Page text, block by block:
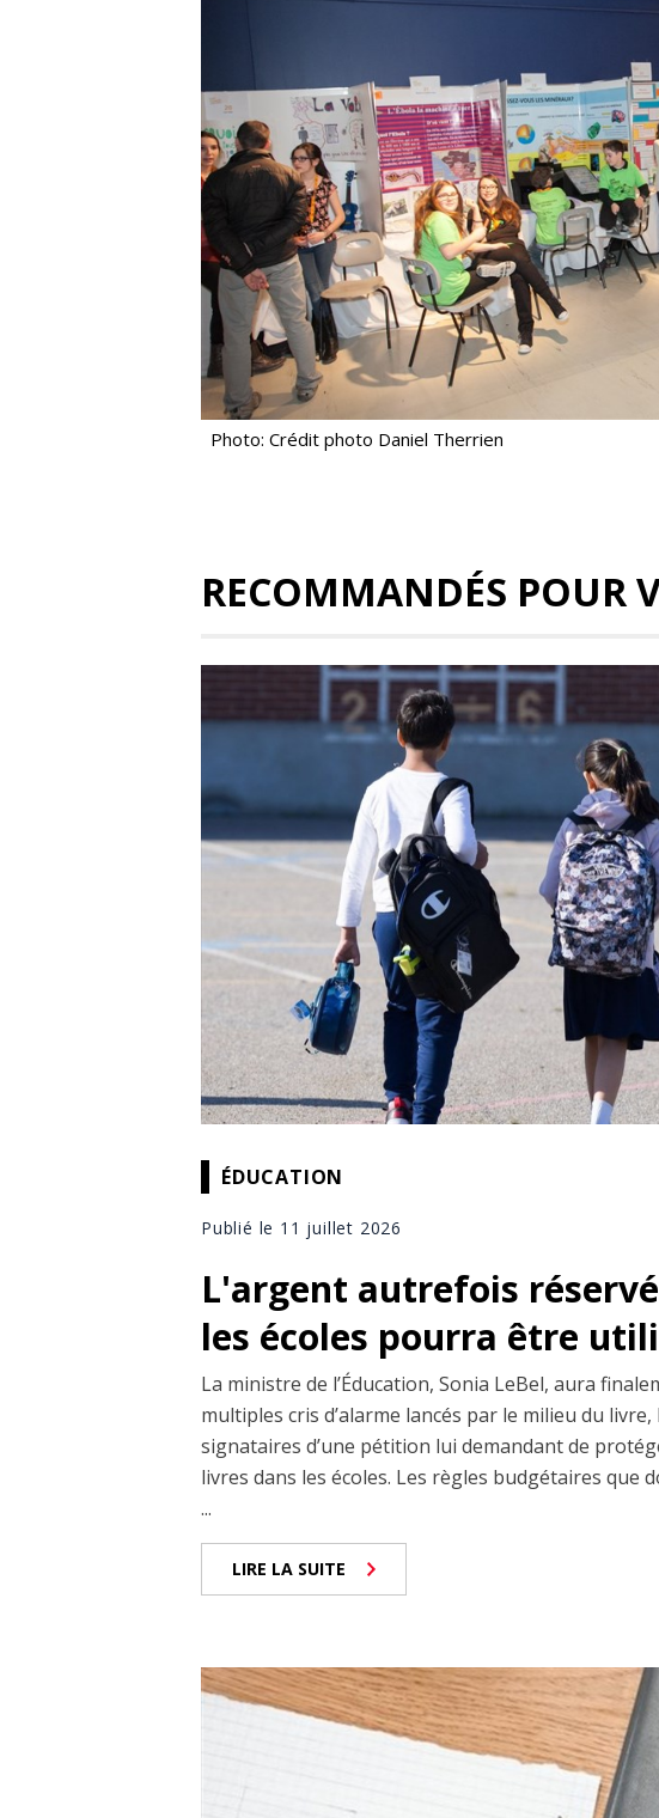
Photo: Crédit photo Daniel Therrien
RECOMMANDÉS POUR
ÉDUCATION
Publié le 11 juillet 2026
L'argent autrefois
les écoles pourra être
La ministre de l’Éducation, Sonia LeBel, aura
multiples cris d’alarme lancés par le milieu du
signataires d’une pétition lui demandant de
livres dans les écoles. Les règles budgétaires que
...
LIRE LA SUITE